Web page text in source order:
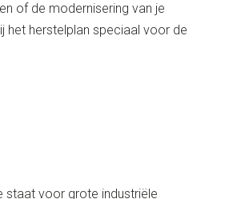
of de modernisering van je
het herstelplan speciaal voor de
staat voor grote industriële